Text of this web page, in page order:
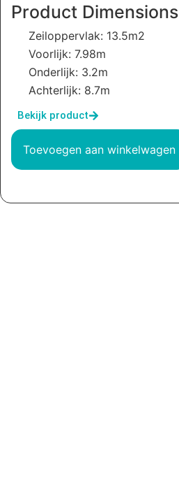
Product Dimensions
Zeiloppervlak: 13.5m2
Voorlijk: 7.98m
Onderlijk: 3.2m
Achterlijk: 8.7m
Bekijk product
Toevoegen aan winkelwagen